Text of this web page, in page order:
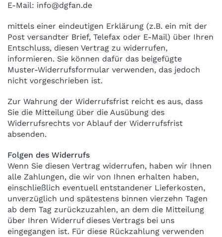
E-Mail: info@dgfan.de
mittels einer eindeutigen Erklärung (z.B. ein mit der
Post versandter Brief, Telefax oder E-Mail) über Ihren
Entschluss, diesen Vertrag zu widerrufen,
informieren. Sie können dafür das beigefügte
Muster-Widerrufsformular verwenden, das jedoch
nicht vorgeschrieben ist.
Zur Wahrung der Widerrufsfrist reicht es aus, dass
Sie die Mitteilung über die Ausübung des
Widerrufsrechts vor Ablauf der Widerrufsfrist
absenden.
Folgen des Widerrufs
Wenn Sie diesen Vertrag widerrufen, haben wir Ihnen
alle Zahlungen, die wir von Ihnen erhalten haben,
einschließlich eventuell entstandener Lieferkosten,
unverzüglich und spätestens binnen vierzehn Tagen
ab dem Tag zurückzuzahlen, an dem die Mitteilung
über Ihren Widerruf dieses Vertrags bei uns
eingegangen ist. Für diese Rückzahlung verwenden